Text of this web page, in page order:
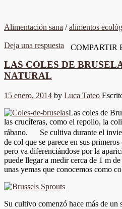
Alimentación sana /alimentos
Deja una respuesta COMPARTIR
LAS COLES DE
NATURAL
15 enero, 2014 by Luca Tateo
Las coles de
las crucíferas, como el repollo, la
rábano. Se cultiva durante el
de col que se parece en sus
pero va diferenciándose por la
puede llegar a medir cerca de 1 m
unas yemas que conocemos como
Su cultivo comenzó hace más de un